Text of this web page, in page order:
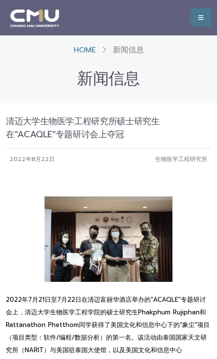
HOME 新闻信息
新闻信息
清迈大学生物医学工程研究所硕士研究生
在“ACAQLE”专题研讨会上夺冠
2022年8月22日 生物医学工程研究所
2022年7月21日至7月22日在清迈富丽华酒店举办的“ACAQLE”专题研讨
会上，清迈大学生物医学工程学院的硕士研究生Phakphum Rujiphan和
Rattanathon Phetthom同学获得了美国文化和信息中心下的“象尘”项目
（项目类型：软件/编程/数据分析）的第一名。该活动由泰国国家天文研
究所（NARIT）与美国驻泰国大使馆，以及美国文化和信息中心